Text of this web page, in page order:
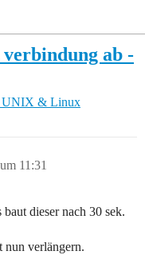
ab -
UNIX & Linux
11:31
dieser nach 30 sek.
nun verlängern.